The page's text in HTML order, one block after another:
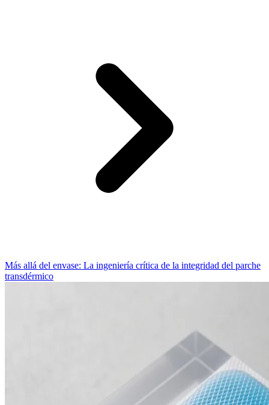
Más allá del envase: La ingeniería crítica de la integridad del parche
transdérmico